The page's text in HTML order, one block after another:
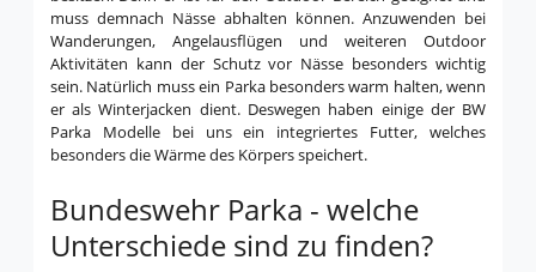
muss demnach Nässe abhalten können. Anzuwenden bei
Wanderungen, Angelausflügen und weiteren Outdoor
Aktivitäten kann der Schutz vor Nässe besonders wichtig
sein. Natürlich muss ein Parka besonders warm halten, wenn
er als Winterjacken dient. Deswegen haben einige der BW
Parka Modelle bei uns ein integriertes Futter, welches
besonders die Wärme des Körpers speichert.
Bundeswehr Parka - welche
Unterschiede sind zu finden?